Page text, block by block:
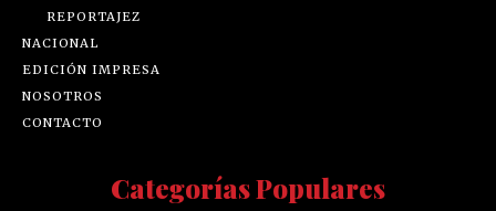
REPORTAJEZ
NACIONAL
EDICIÓN IMPRESA
NOSOTROS
CONTACTO
Categorías Populares